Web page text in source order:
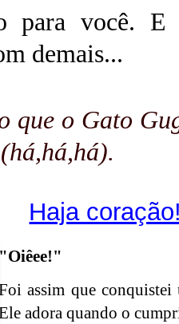
para você. E
demais...
que o Gato
Haja
"Oiêee!"
assim que
adora quando o